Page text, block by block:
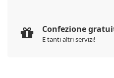
Confezione
E tanti altri servizi!